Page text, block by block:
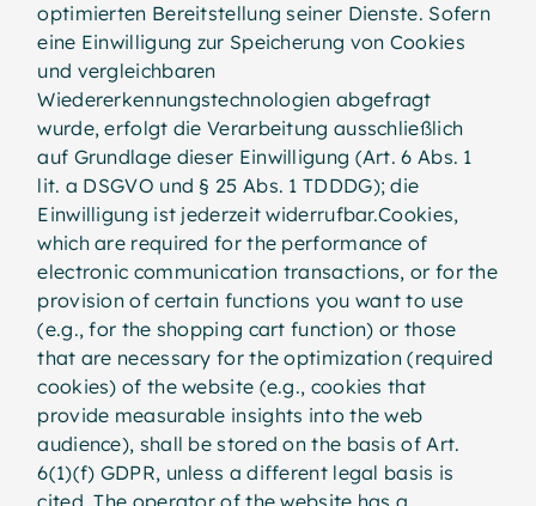
optimierten Bereitstellung seiner Dienste. Sofern
eine Einwilligung zur Speicherung von Cookies
und vergleichbaren
Wiedererkennungstechnologien abgefragt
wurde, erfolgt die Verarbeitung ausschließlich
auf Grundlage dieser Einwilligung (Art. 6 Abs. 1
lit. a DSGVO und § 25 Abs. 1 TDDDG); die
Einwilligung ist jederzeit widerrufbar.Cookies,
which are required for the performance of
electronic communication transactions, or for the
provision of certain functions you want to use
(e.g., for the shopping cart function) or those
that are necessary for the optimization (required
cookies) of the website (e.g., cookies that
provide measurable insights into the web
audience), shall be stored on the basis of Art.
6(1)(f) GDPR, unless a different legal basis is
cited. The operator of the website has a